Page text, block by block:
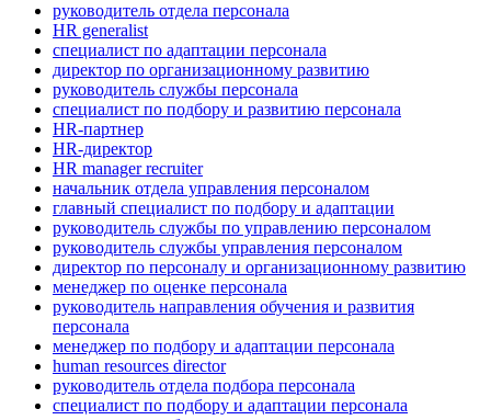
руководитель отдела персонала
HR generalist
специалист по адаптации персонала
директор по организационному развитию
руководитель службы персонала
специалист по подбору и развитию персонала
HR-партнер
HR-директор
HR manager recruiter
начальник отдела управления персоналом
главный специалист по подбору и адаптации
руководитель службы по управлению персоналом
руководитель службы управления персоналом
директор по персоналу и организационному развитию
менеджер по оценке персонала
руководитель направления обучения и развития
персонала
менеджер по подбору и адаптации персонала
human resources director
руководитель отдела подбора персонала
специалист по подбору и адаптации персонала